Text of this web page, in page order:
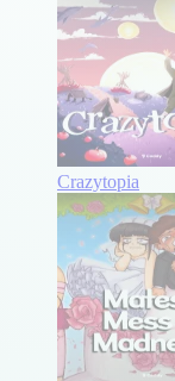
Crazytopia